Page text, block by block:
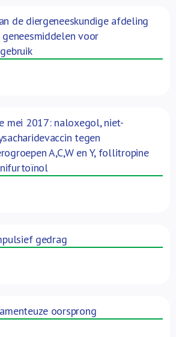
de diergeneeskundige afdeling
voor
mei 2017: naloxegol, niet-
tegen
A,C,W en Y, follitropine
gedrag
oorsprong